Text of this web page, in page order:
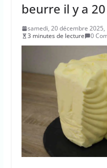
beurre il y a
samedi, 20 décembre 2025,
3 minutes de lecture
0